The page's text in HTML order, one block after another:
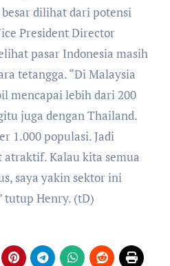
dilihat dari potensi
President Director
pasar Indonesia masih
tetangga. “Di Malaysia
mencapai lebih dari 200
juga dengan Thailand.
1.000 populasi. Jadi
atraktif. Kalau kita semua
saya yakin sektor ini
tutup Henry. (tD)